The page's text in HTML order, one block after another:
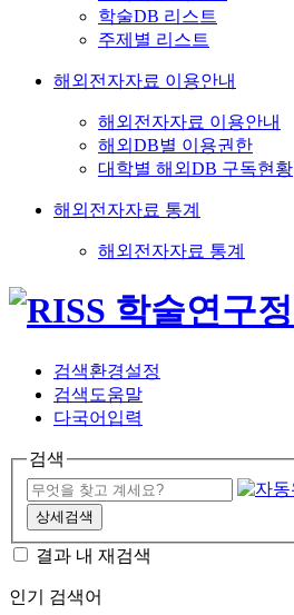
학술DB 리스트
주제별 리스트
해외전자자료 이용안내
해외전자자료 이용안내
해외DB별 이용권한
대학별 해외DB 구독현황
해외전자자료 통계
해외전자자료 통계
검색환경설정
검색도움말
다국어입력
검색
상세검색
결과 내 재검색
인기 검색어